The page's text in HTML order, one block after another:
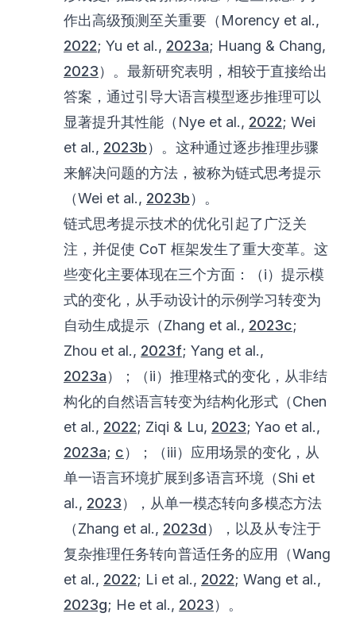
作出高级预测至关重要（Morency et al.,
2022; Yu et al., 2023a; Huang & Chang,
2023）。最新研究表明，相较于直接给出
答案，通过引导大语言模型逐步推理可以
显著提升其性能（Nye et al., 2022; Wei
et al., 2023b）。这种通过逐步推理步骤
来解决问题的方法，被称为链式思考提示
（Wei et al., 2023b）。
链式思考提示技术的优化引起了广泛关
注，并促使 CoT 框架发生了重大变革。这
些变化主要体现在三个方面：（i）提示模
式的变化，从手动设计的示例学习转变为
自动生成提示（Zhang et al., 2023c;
Zhou et al., 2023f; Yang et al.,
2023a）；（ii）推理格式的变化，从非结
构化的自然语言转变为结构化形式（Chen
et al., 2022; Ziqi & Lu, 2023; Yao et al.,
2023a; c）；（iii）应用场景的变化，从
单一语言环境扩展到多语言环境（Shi et
al., 2023），从单一模态转向多模态方法
（Zhang et al., 2023d），以及从专注于
复杂推理任务转向普适任务的应用（Wang
et al., 2022; Li et al., 2022; Wang et al.,
2023g; He et al., 2023）。